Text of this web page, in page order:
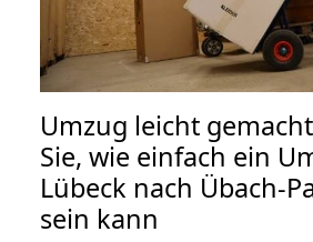
Umzug leicht
Sie, wie einfach ein
Lübeck nach Übach-
sein kann